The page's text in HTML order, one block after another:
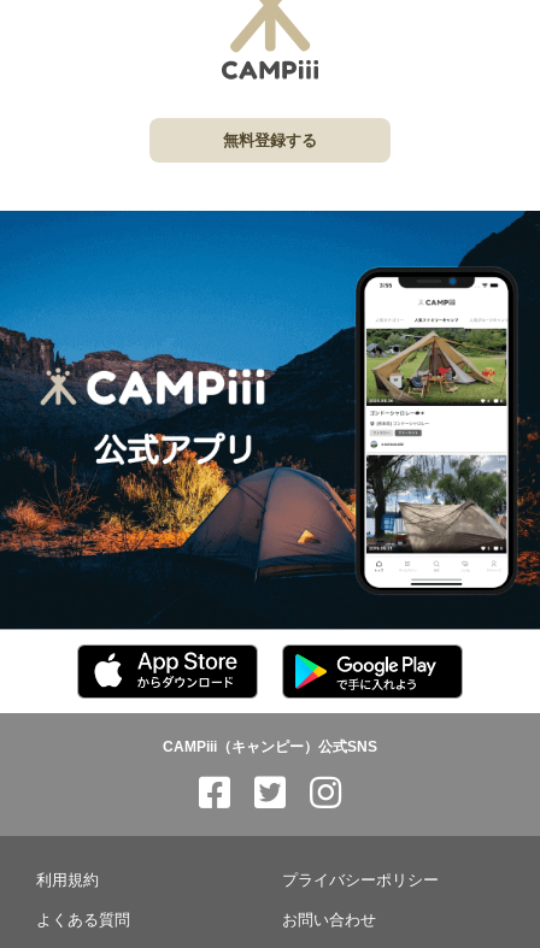
無料登録する
CAMPiii（キャンピー）公式SNS
利用規約 プライバシーポリシー
よくある質問 お問い合わせ